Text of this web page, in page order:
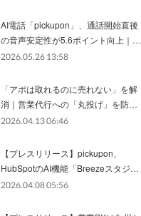
AI電話「pickupon」、通話開始直後
の音声安定性が5.6ポイント向上｜…
2026.05.26 13:58
「アポは取れるのに売れない」を解
消｜営業代行への「丸投げ」を防…
2026.04.13 06:46
【プレスリリース】pickupon、
HubSpotのAI機能「Breezeスタジ…
2026.04.08 05:56